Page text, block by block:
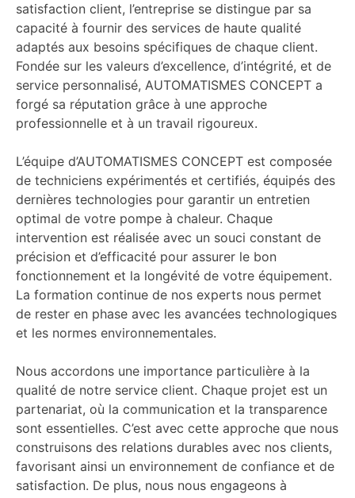
satisfaction client, l’entreprise se distingue par sa
capacité à fournir des services de haute qualité
adaptés aux besoins spécifiques de chaque client.
Fondée sur les valeurs d’excellence, d’intégrité, et de
service personnalisé, AUTOMATISMES CONCEPT a
forgé sa réputation grâce à une approche
professionnelle et à un travail rigoureux.
L’équipe d’AUTOMATISMES CONCEPT est composée
de techniciens expérimentés et certifiés, équipés des
dernières technologies pour garantir un entretien
optimal de votre pompe à chaleur. Chaque
intervention est réalisée avec un souci constant de
précision et d’efficacité pour assurer le bon
fonctionnement et la longévité de votre équipement.
La formation continue de nos experts nous permet
de rester en phase avec les avancées technologiques
et les normes environnementales.
Nous accordons une importance particulière à la
qualité de notre service client. Chaque projet est un
partenariat, où la communication et la transparence
sont essentielles. C’est avec cette approche que nous
construisons des relations durables avec nos clients,
favorisant ainsi un environnement de confiance et de
satisfaction. De plus, nous nous engageons à